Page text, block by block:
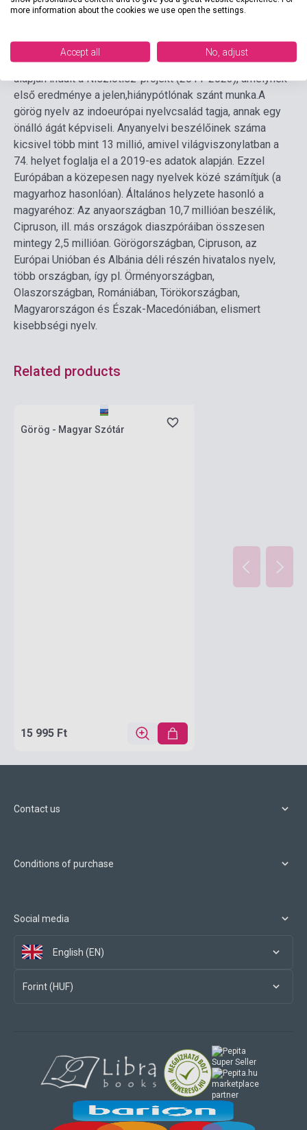
áll az anyanyelv és az elsajátítandó célnyelv irányában egy
jól megalapozott kétnyelvű szótár. Ezen megfontolások
alapján indult a Nisziótisz-projekt (2011-2023), amelynek
első eredménye a jelen,hiánypótlónak szánt munka.A
görög nyelv az indoeurópai nyelvcsalád tagja, annak egy
önálló ágát képviseli. Anyanyelvi beszélőinek száma
kicsivel több mint 13 millió, amivel világviszonylatban a
74. helyet foglalja el a 2019-es adatok alapján. Ezzel
Európában a közepesen nagy nyelvek közé számítjuk (a
magyarhoz hasonlóan). Általános helyzete hasonló a
magyaréhoz: Az anyaországban 10,7 millióan beszélik,
Cipruson, ill. más országok diaszpóráiban összesen
mintegy 2,5 millióan. Görögországban, Cipruson, az
Európai Unióban és Albánia déli részén hivatalos nyelv,
több országban, így pl. Örményországban,
Olaszországban, Romániában, Törökországban,
Magyarországon és Észak-Macedóniában, elismert
kisebbségi nyelv.
Related products
Görög - Magyar Szótár
15 995 Ft
Contact us
Conditions of purchase
Social media
English (EN)
Forint (HUF)
marketplace
partner
more information about the cookies we use open the settings.
Accept all No, adjust